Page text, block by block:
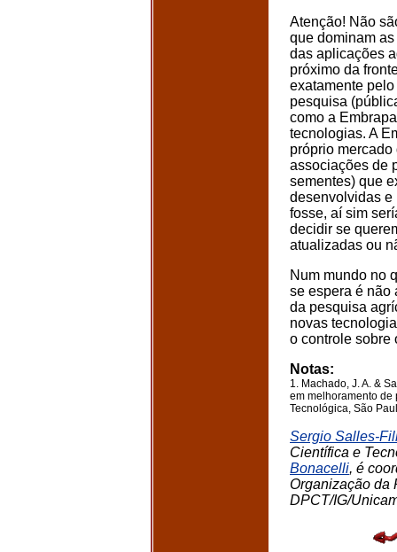
Atenção! Não
que dominam
das aplicações
próximo da
exatamente
pesquisa
como a
tecnologias. A
próprio
associações de
sementes) que
desenvolvidas e
fosse, aí sim
decidir se
atualizadas ou
Num mundo no
se espera é não
da pesquisa
novas
o controle sobre
Notas:
1. Machado, J. A. &
em melhoramento de
Tecnológica, São
Sergio Salles-
Científica e
Bonacelli, é
Organização da
DPCT/IG/